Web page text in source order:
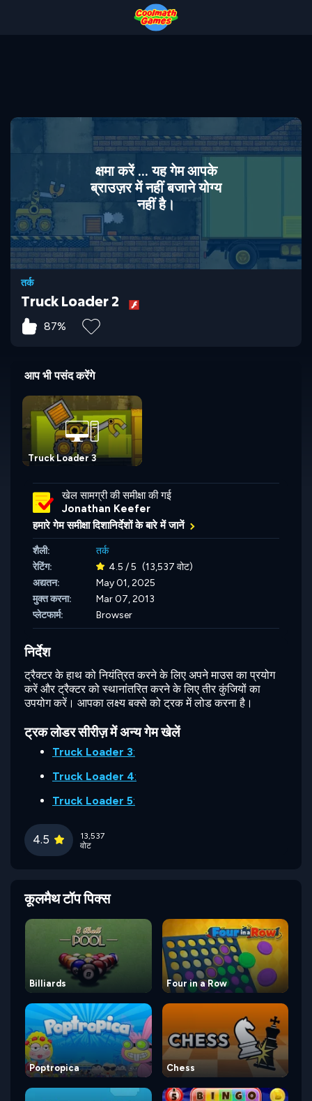
क्षमा करें ... यह गेम आपके
ब्राउज़र में नहीं बजाने योग्य
नहीं है।
तर्क
Truck Loader 2
87%
आप भी पसंद करेंगे
Truck Loader 3
खेल सामग्री की समीक्षा की गई
Jonathan Keefer
हमारे गेम समीक्षा दिशानिर्देशों के बारे में जानें
शैली:
तर्क
रेटिंग:
4.5 / 5 (13,537 वोट)
अद्यतन:
May 01, 2025
मुक्त करना:
Mar 07, 2013
प्लेटफार्म:
Browser
निर्देश
ट्रैक्टर के हाथ को नियंत्रित करने के लिए अपने माउस का प्रयोग
करें और ट्रैक्टर को स्थानांतरित करने के लिए तीर कुंजियों का
उपयोग करें। आपका लक्ष्य बक्से को ट्रक में लोड करना है।
ट्रक लोडर सीरीज़ में अन्य गेम खेलें
Truck Loader 3:
Truck Loader 4:
Truck Loader 5:
4.5
13,537
वोट
कूलमैथ टॉप पिक्स
Billiards Four in a Row
Poptropica Chess